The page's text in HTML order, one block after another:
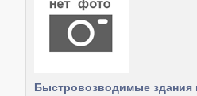
Быстровозводимые здания